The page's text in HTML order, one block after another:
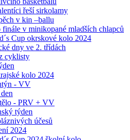
řeší sirkolamy
v kin –ballu
finále v minikopané mladších chlapců
Cup okrskové kolo 2024
dny ve 2. třídách
cyklisty
kolo 2024
- VV
- PRV + VV
týden
účesů
2024